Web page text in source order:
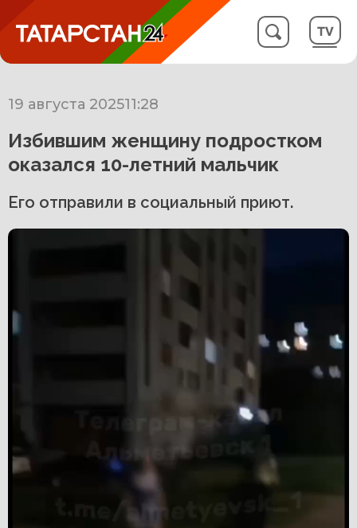
19 августа 202511:28
Избившим женщину подростком
оказался 10-летний мальчик
Его отправили в социальный приют.